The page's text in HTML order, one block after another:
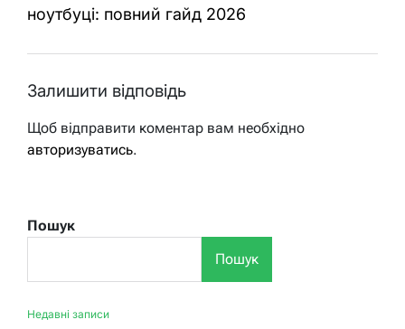
ноутбуці: повний гайд 2026
Залишити відповідь
Щоб відправити коментар вам необхідно
авторизуватись.
Пошук
Пошук
Недавні записи